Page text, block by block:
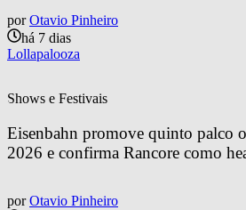
por Otavio Pinheiro
há 7 dias
Lollapalooza
Shows e Festivais
Eisenbahn promove quinto palco
2026 e confirma Rancore como
por Otavio Pinheiro